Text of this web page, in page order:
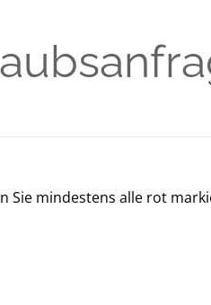
Sie mindestens alle rot